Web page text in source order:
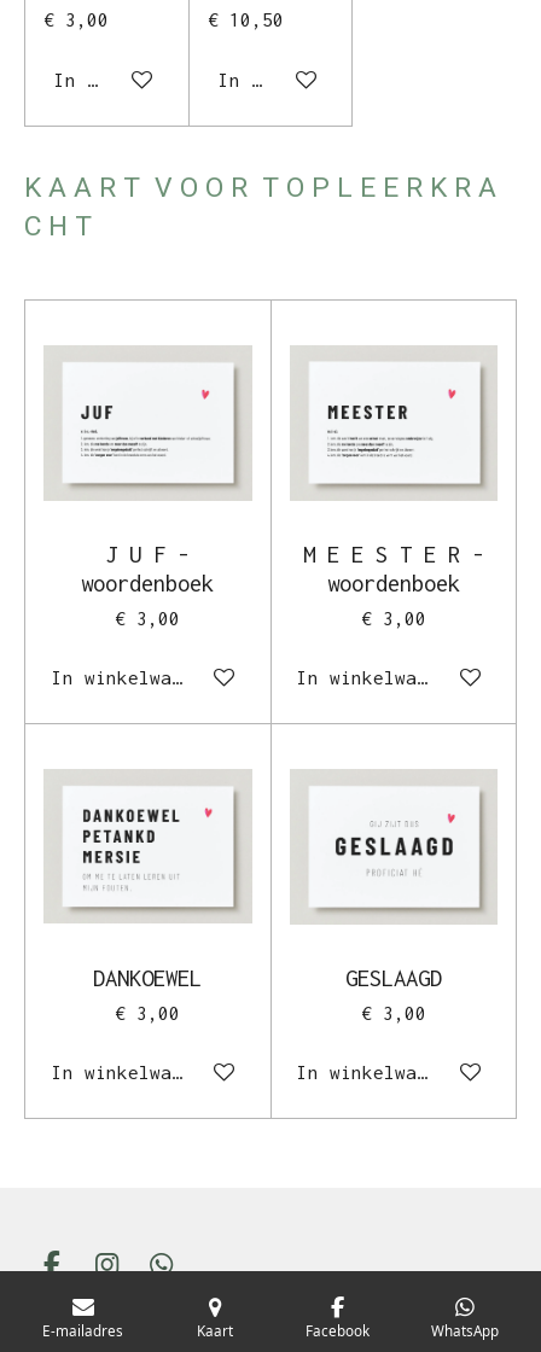
€ 3,00
In winkelwagen
€ 10,50
In winkelwagen
K A A R T V O O R T O P L E E R K R A
C H T
J U F -
woordenboek
€ 3,00
In winkelwagen
M E E S T E R -
woordenboek
€ 3,00
In winkelwagen
DANKOEWEL
€ 3,00
In winkelwagen
GESLAAGD
€ 3,00
In winkelwagen
F
c
I
s
W
© 2023 - 2026 Silke Fierens
E-mailadres Kaart Facebook WhatsApp